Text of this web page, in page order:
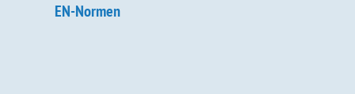
EN-Normen